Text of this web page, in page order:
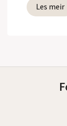
Les meir